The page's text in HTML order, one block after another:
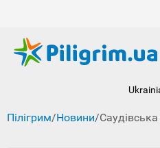
Пілігрим/Новини/